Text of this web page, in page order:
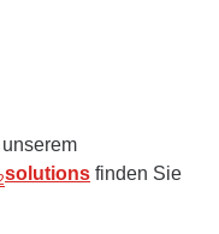
solutions finden Sie